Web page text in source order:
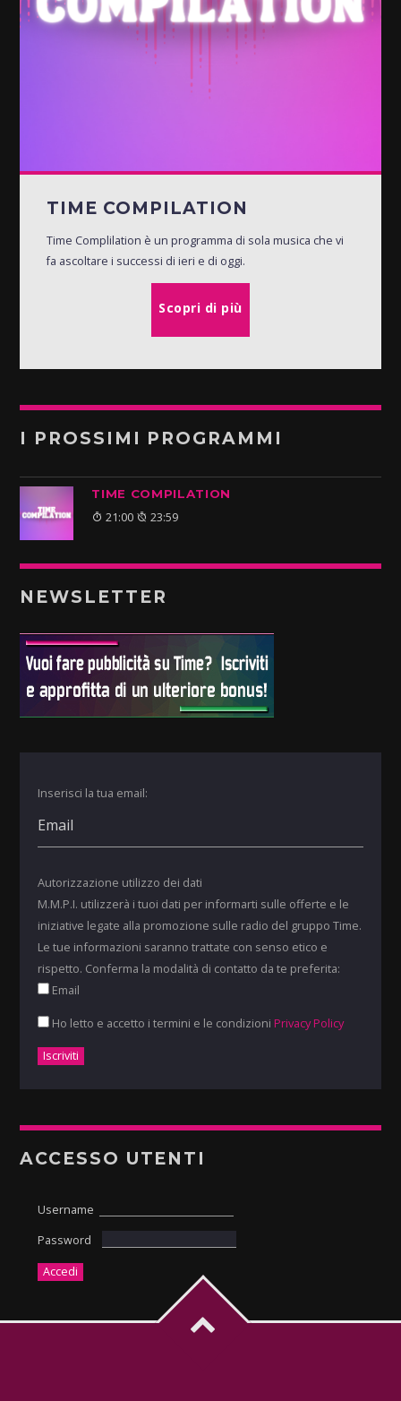
TIME COMPILATION
Time Complilation è un programma di sola musica che vi
fa ascoltare i successi di ieri e di oggi.
Scopri di più
I PROSSIMI PROGRAMMI
TIME COMPILATION
21:00 23:59
NEWSLETTER
Inserisci la tua email:
Autorizzazione utilizzo dei dati
M.M.P.I. utilizzerà i tuoi dati per informarti sulle offerte e le
iniziative legate alla promozione sulle radio del gruppo Time.
Le tue informazioni saranno trattate con senso etico e
rispetto. Conferma la modalità di contatto da te preferita:
Email
Ho letto e accetto i termini e le condizioni Privacy Policy
ACCESSO UTENTI
Username
Password